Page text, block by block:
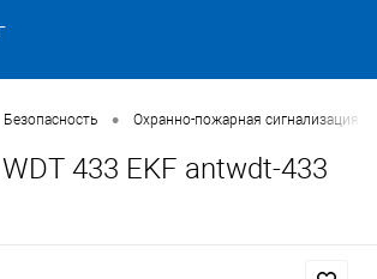
Безопасность • Охранно-пожарная сигнализация
433 EKF antwdt-433